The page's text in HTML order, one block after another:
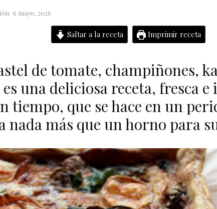
6 mayo, 2026
Saltar a la receta Imprimir receta
de tomate, champiñones,
una deliciosa receta, fresca e
tiempo, que se hace en un
nada más que un horno para